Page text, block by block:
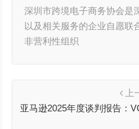
深圳市跨境电子商务协会是
以及相关服务的企业自愿联
非营利性组织
上
亚马逊2025年度谈判报告：